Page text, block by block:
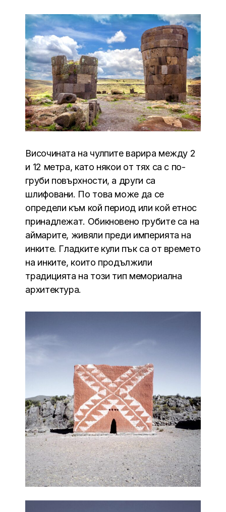
Височината на чулпите варира между 2
и 12 метра, като някои от тях са с по-
груби повърхности, а други са
шлифовани. По това може да се
определи към кой период или кой етнос
принадлежат. Обикновено грубите са на
аймарите, живяли преди империята на
инките. Гладките кули пък са от времето
на инките, които продължили
традицията на този тип мемориална
архитектура.